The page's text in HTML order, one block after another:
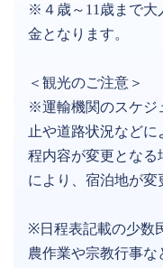
※４歳～11歳まで大
金となります。
＜観光のご注意＞
※運輸機関のスケジ
止や道路状況など
程内容が変更となる
により、宿泊地が変
※日程表記載の少数
農作業や宗教行事